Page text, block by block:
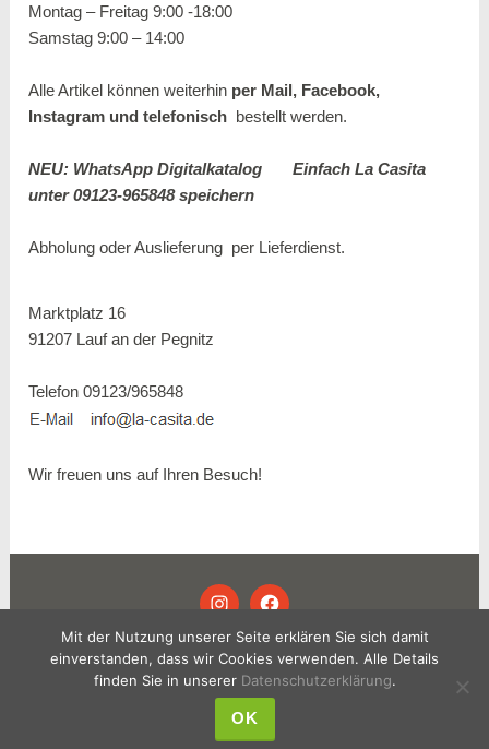
Montag – Freitag 9:00 -18:00
Samstag 9:00 – 14:00
Alle Artikel können weiterhin per Mail, Facebook,
Instagram undtelefonisch bestellt werden.
NEU: WhatsApp Digitalkatalog
Einfach La Casita
unter 09123-965848 speichern
Abholung oder Auslieferung per Lieferdienst.
Marktplatz 16
91207 Lauf an der Pegnitz
Telefon 09123/965848
Wir freuen uns auf Ihren Besuch!
INSTAGRAM
FACEBOOK
© 2024 LA CASITA . IMPRESSUM.
DATENSCHUTZ
Mit der Nutzung unserer Seite erklären Sie sich damit
einverstanden, dass wir Cookies verwenden. Alle Details
finden Sie in unserer Datenschutzerklärung.
OK